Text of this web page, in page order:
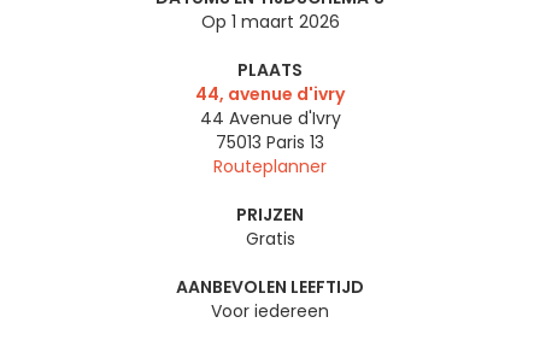
Op 1 maart 2026
PLAATS
44, avenue d'ivry
44 Avenue d'Ivry
75013 Paris 13
Routeplanner
PRIJZEN
Gratis
AANBEVOLEN LEEFTIJD
Voor iedereen